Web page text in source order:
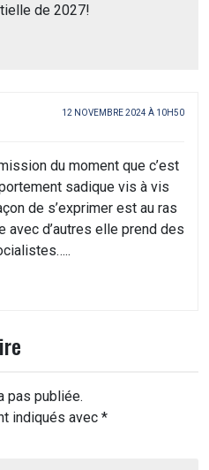
de 2027!
12 NOVEMBRE 2024 À 10H50
du moment que c’est
sadique vis à vis
de s’exprimer est au ras
avec d’autres elle prend des
pas publiée.
indiqués avec *